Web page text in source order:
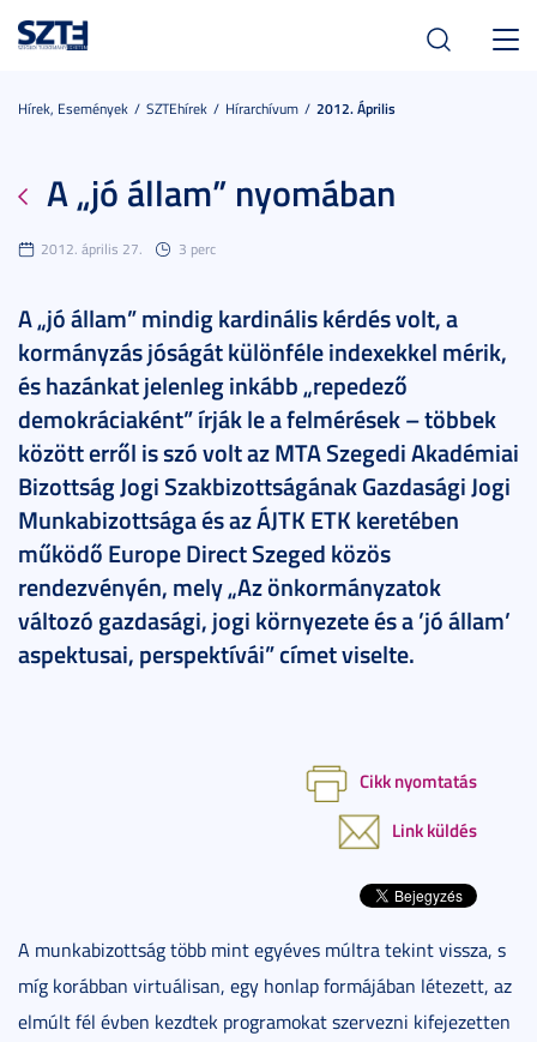
Hírek, Események SZTEhírek Hírarchívum 2012. Április
A „jó állam” nyomában
2012. április 27. 3 perc
A „jó állam” mindig kardinális kérdés volt, a
kormányzás jóságát különféle indexekkel mérik,
és hazánkat jelenleg inkább „repedező
demokráciaként” írják le a felmérések – többek
között erről is szó volt az MTA Szegedi Akadémiai
Bizottság Jogi Szakbizottságának Gazdasági Jogi
Munkabizottsága és az ÁJTK ETK keretében
működő Europe Direct Szeged közös
rendezvényén, mely „Az önkormányzatok
változó gazdasági, jogi környezete és a ’jó állam’
aspektusai, perspektívái” címet viselte.
Cikk nyomtatás
Link küldés
A munkabizottság több mint egyéves múltra tekint vissza, s
míg korábban virtuálisan, egy honlap formájában létezett, az
elmúlt fél évben kezdtek programokat szervezni kifejezetten